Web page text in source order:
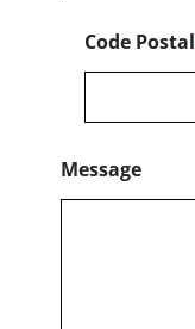
Code Postal
Message